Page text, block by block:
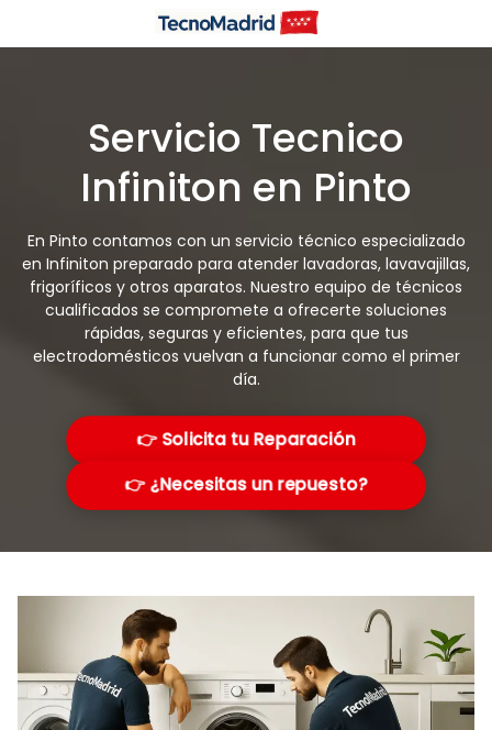
Servicio Tecnico
Infiniton en Pinto
En Pinto contamos con un servicio técnico especializado
en Infiniton preparado para atender lavadoras, lavavajillas,
frigoríficos y otros aparatos. Nuestro equipo de técnicos
cualificados se compromete a ofrecerte soluciones
rápidas, seguras y eficientes, para que tus
electrodomésticos vuelvan a funcionar como el primer
día.
👉 Solicita tu Reparación
👉 ¿Necesitas un repuesto?